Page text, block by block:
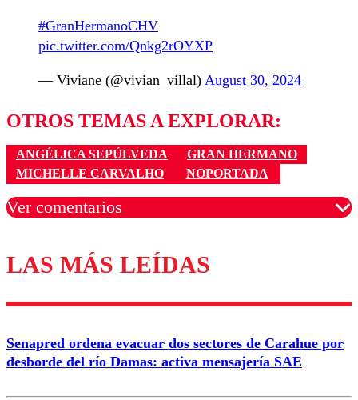
#GranHermanoCHV
pic.twitter.com/Qnkg2rOYXP
— Viviane (@vivian_villal) August 30, 2024
OTROS TEMAS A EXPLORAR:
ANGÉLICA SEPÚLVEDA
GRAN HERMANO
MICHELLE CARVALHO
NOPORTADA
Ver comentarios
Los comentarios son moderados para garantizar un
diálogo respetuoso.
Nombre
Correo
LAS MÁS LEÍDAS
Senapred ordena evacuar dos sectores de Carahue por
desborde del río Damas: activa mensajería SAE